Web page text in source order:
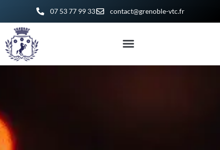
07 53 77 99 33 contact@grenoble-vtc.fr